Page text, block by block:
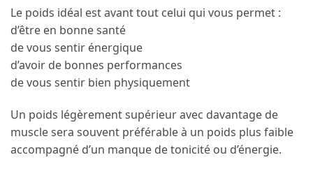
Le poids idéal est avant tout celui qui vous permet :
d’être en bonne santé
de vous sentir énergique
d’avoir de bonnes performances
de vous sentir bien physiquement
Un poids légèrement supérieur avec davantage de
muscle sera souvent préférable à un poids plus faible
accompagné d’un manque de tonicité ou d’énergie.